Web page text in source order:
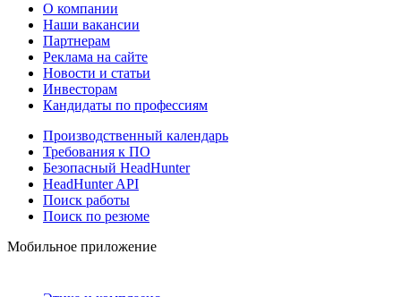
О компании
Наши вакансии
Партнерам
Реклама на сайте
Новости и статьи
Инвесторам
Кандидаты по профессиям
Производственный календарь
Требования к ПО
Безопасный HeadHunter
HeadHunter API
Поиск работы
Поиск по резюме
Мобильное приложение